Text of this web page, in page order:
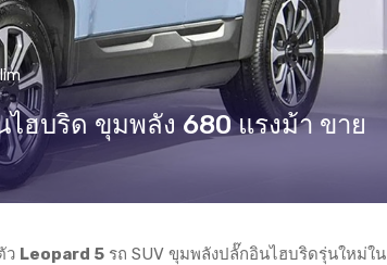
ไฮบริด ขุมพลัง 680 แรงม้า ขาย
ว Leopard 5 รถ SUV ขุมพลังปลั๊กอินไฮบริดรุ่นใหม่ใน